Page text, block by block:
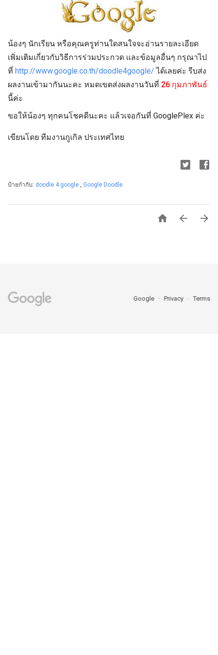
น้องๆ นักเรียน หรือคุณครูท่านใดสนใจจะอ่านรายละเอียด
เพิ่มเติมเกี่ยวกับวิธีการร่วมประกวด และข้อมูลอื่นๆ กรุณาไป
ที่ http://www.google.co.th/doodle4google/ ได้เลยค่ะ รีบส่ง
ผลงานเข้ามากันนะคะ หมดเขตส่งผลงานวันที่ 26 กุมภาพันธ์
นี้ค่ะ
ขอให้น้องๆ ทุกคนโชคดีนะคะ แล้วเจอกันที่ GooglePlex ค่ะ
เขียนโดย ทีมงานกูเกิล ประเทศไทย
ป้ายกำกับ: doodle 4 google , Google Doodle
  
Google Privacy Terms